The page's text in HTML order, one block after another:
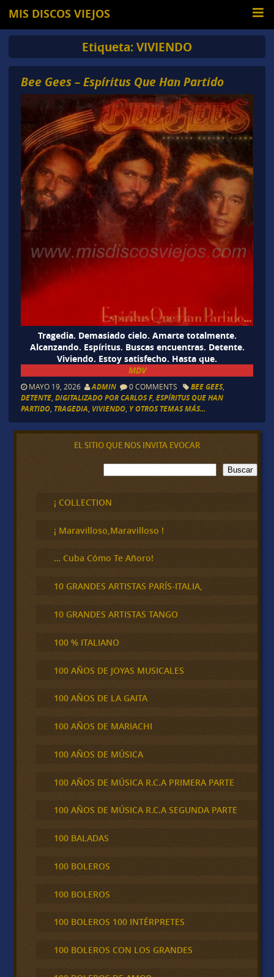
MIS DISCOS VIEJOS
Etiqueta:VIVIENDO
Bee Gees – Espíritus Que Han Partido
Tragedia. Demasiado cielo. Amarte totalmente.
Alcanzando. Espíritus. Buscas encuentras. Detente.
Viviendo. Estoy satisfecho. Hasta que.
MDV
MAYO 19, 2026 ADMIN 0 COMMENTS BEE GEES,
DETENTE, DIGITALIZADO POR CARLOS F, ESPÍRITUS QUE HAN
PARTIDO, TRAGEDIA VIVIENDO, Y OTROS TEMAS MÁS...
EL SITIO QUE NOS INVITA EVOCAR
B
u
c
a
Buscar
¡ COLLECTION
¡ Maravilloso,Maravilloso !
… Cuba Cómo Te Añoro!
10 GRANDES ARTISTAS PARÍS-ITALIA,
10 GRANDES ARTISTAS TANGO
100 % ITALIANO
100 AÑOS DE JOYAS MUSICALES
100 AÑOS DE LA GAITA
100 AÑOS DE MARIACHI
100 AÑOS DE MÚSICA
100 AÑOS DE MÚSICA R.C.A PRIMERA PARTE
100 AÑOS DE MÚSICA R.C.A SEGUNDA PARTE
100 BALADAS
100 BOLEROS
100 BOLEROS
100 BOLEROS 100 INTÉRPRETES
100 BOLEROS CON LOS GRANDES